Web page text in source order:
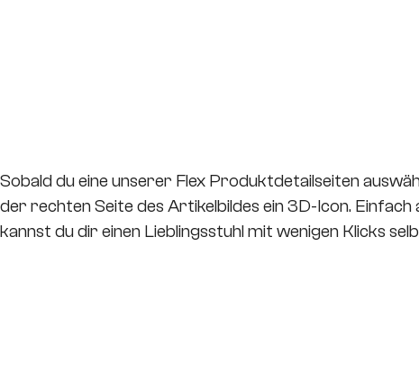
Sobald du eine unserer Flex Produktdetailseiten
der rechten Seite des Artikelbildes ein 3D-Icon. Einfach
kannst du dir einen Lieblingsstuhl mit wenigen Klicks